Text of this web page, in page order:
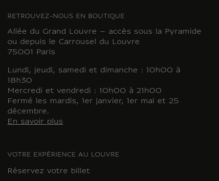
RETROUVEZ-NOUS EN BOUTIQUE
Allée du Grand Louvre – accès sous la Pyramide
ou depuis le Carrousel du Louvre
75001 Paris
Lundi, jeudi, samedi et dimanche : 10h00 à
18h30
Mercredi et vendredi : 10h00 à 21h00
Fermé les mardis, 1er janvier, 1er mai et 25
décembre.
En savoir plus
VOTRE EXPÉRIENCE AU LOUVRE
Réservez votre billet